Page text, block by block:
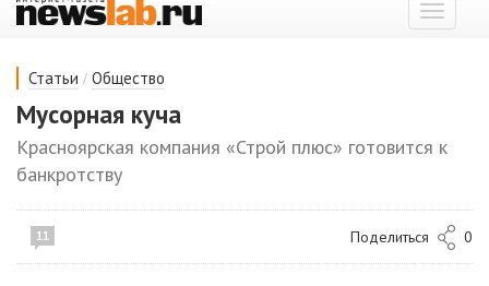
Показать
меню
Статьи / Общество
Мусорная куча
Красноярская компания «Строй плюс» готовится к
банкротству
11 Поделиться 0